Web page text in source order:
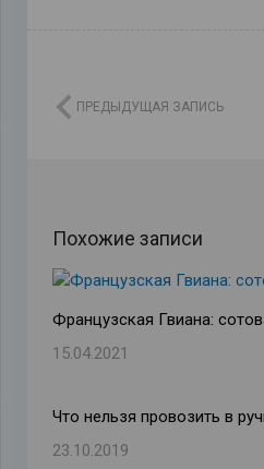
ПРЕДЫДУЩАЯ ЗАПИСЬ
Похожие записи
Французская Гвиана:
15.04.2021
Что нельзя провозить в
23.10.2019